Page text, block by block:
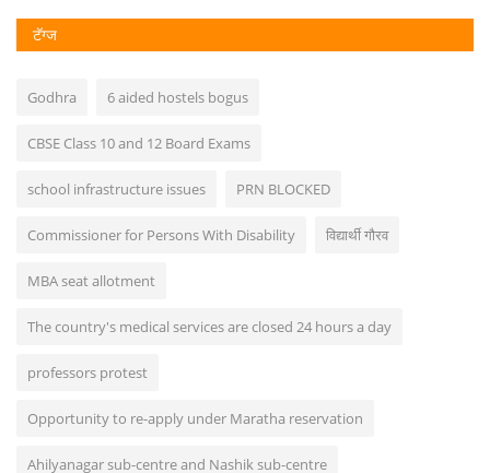
टॅग्ज
Godhra 6 aided hostels bogus
CBSE Class 10 and 12 Board Exams
school infrastructure issues PRN BLOCKED
Commissioner for Persons With Disability विद्यार्थी गौरव
MBA seat allotment
The country's medical services are closed 24 hours a day
professors protest
Opportunity to re-apply under Maratha reservation
Ahilyanagar sub-centre and Nashik sub-centre